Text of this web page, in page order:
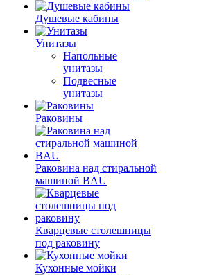
Душевые кабины
Унитазы
Напольные
унитазы
Подвесные
унитазы
Раковины
Раковина над стиральной
машиной BAU
Кварцевые столешницы
под раковину
Кухонные мойки